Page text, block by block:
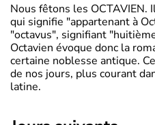
Nous fêtons les OCTAVIEN.
qui signifie "appartenant à
"octavus", signifiant
Octavien évoque donc la
certaine noblesse antique.
de nos jours, plus courant
latine.